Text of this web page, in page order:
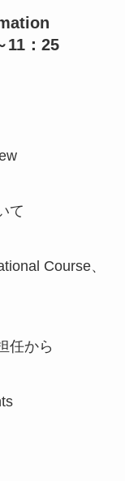
：25
て
Course、
任から